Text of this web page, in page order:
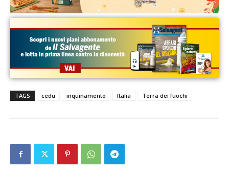
TAGS cedu inquinamento Italia Terra dei fuochi